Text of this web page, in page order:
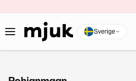
Sverige